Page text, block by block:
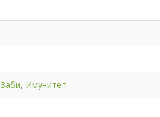
Заби, Имунитет